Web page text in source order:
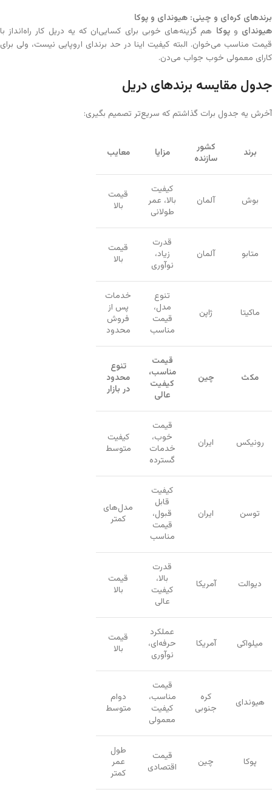
برندهای کره‌ای و چینی: هیوندای و پوکا
هیوندای وپوکا هم گزینه‌های خوبی برای کسایی‌ان که یه دریل کار راه‌انداز با
قیمت مناسب می‌خوان. البته کیفیت اینا در حد برندای اروپایی نیست، ولی برای
کارای معمولی خوب جواب می‌دن.
جدول مقایسه برندهای دریل
آخرش یه جدول برات گذاشتم که سریع‌تر تصمیم بگیری:
برند
کشور
سازنده
مزایا معایب
بوش آلمان
کیفیت
بالا، عمر
طولانی
قیمت
بالا
متابو آلمان
قدرت
زیاد،
نوآوری
قیمت
بالا
ماکیتا ژاپن
تنوع
مدل،
قیمت
مناسب
خدمات
پس از
فروش
محدود
مکث چین
قیمت
مناسب،
کیفیت
عالی
تنوع
محدود
در بازار
رونیکس ایران
قیمت
خوب،
خدمات
گسترده
کیفیت
متوسط
توسن ایران
کیفیت
قابل
قبول،
قیمت
مناسب
مدل‌های
کمتر
دیوالت آمریکا
قدرت
بالا،
کیفیت
عالی
قیمت
بالا
میلواکی آمریکا
عملکرد
حرفه‌ای،
نوآوری
قیمت
بالا
هیوندای
کره
جنوبی
قیمت
مناسب،
کیفیت
معمولی
دوام
متوسط
پوکا چین
قیمت
اقتصادی
طول
عمر
کمتر